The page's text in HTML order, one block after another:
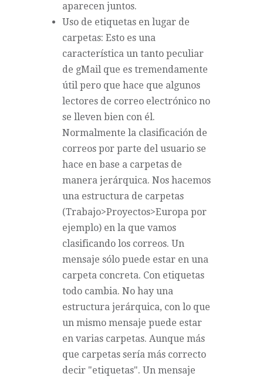
aparecen juntos.
Uso de etiquetas en lugar de
carpetas: Esto es una
característica un tanto peculiar
de gMail que es tremendamente
útil pero que hace que algunos
lectores de correo electrónico no
se lleven bien con él.
Normalmente la clasificación de
correos por parte del usuario se
hace en base a carpetas de
manera jerárquica. Nos hacemos
una estructura de carpetas
(Trabajo>Proyectos>Europa por
ejemplo) en la que vamos
clasificando los correos. Un
mensaje sólo puede estar en una
carpeta concreta. Con etiquetas
todo cambia. No hay una
estructura jerárquica, con lo que
un mismo mensaje puede estar
en varias carpetas. Aunque más
que carpetas sería más correcto
decir "etiquetas". Un mensaje